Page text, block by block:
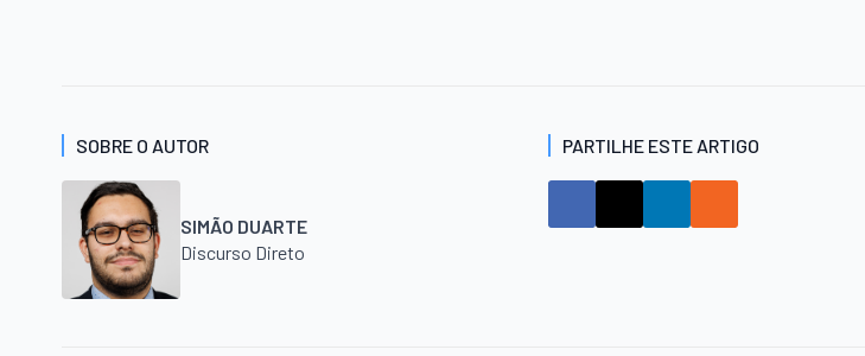
SOBRE O AUTOR
SIMÃO DUARTE
Discurso Direto
PARTILHE ESTE ARTIGO